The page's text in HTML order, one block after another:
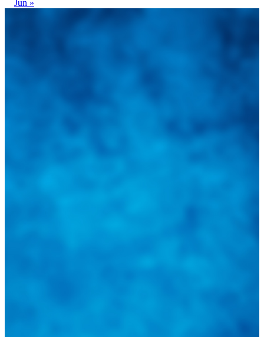
Jun »